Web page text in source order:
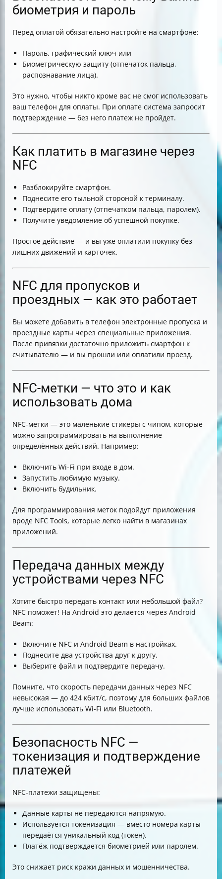
биометрия и пароль
Перед оплатой обязательно настройте на смартфоне:
Пароль, графический ключ или
Биометрическую защиту (отпечаток пальца,
распознавание лица).
Это нужно, чтобы никто кроме вас не смог использовать
ваш телефон для оплаты. При оплате система запросит
подтверждение — без него платеж не пройдет.
Как платить в магазине через
NFC
Разблокируйте смартфон.
Поднесите его тыльной стороной к терминалу.
Подтвердите оплату (отпечатком пальца, паролем).
Получите уведомление об успешной покупке.
Простое действие — и вы уже оплатили покупку без
лишних движений и карточек.
NFC для пропусков и
проездных — как это работает
Вы можете добавить в телефон электронные пропуска и
проездные карты через специальные приложения.
После привязки достаточно приложить смартфон к
считывателю — и вы прошли или оплатили проезд.
NFC-метки — что это и как
использовать дома
NFC-метки — это маленькие стикеры с чипом, которые
можно запрограммировать на выполнение
определённых действий. Например:
Включить Wi-Fi при входе в дом.
Запустить любимую музыку.
Включить будильник.
Для программирования меток подойдут приложения
вроде NFC Tools, которые легко найти в магазинах
приложений.
Передача данных между
устройствами через NFC
Хотите быстро передать контакт или небольшой файл?
NFC поможет! На Android это делается через Android
Beam:
Включите NFC и Android Beam в настройках.
Поднесите два устройства друг к другу.
Выберите файл и подтвердите передачу.
Помните, что скорость передачи данных через NFC
невысокая — до 424 кбит/с, поэтому для больших файлов
лучше использовать Wi-Fi или Bluetooth.
Безопасность NFC —
токенизация и подтверждение
платежей
NFC-платежи защищены:
Данные карты не передаются напрямую.
Используется токенизация — вместо номера карты
передаётся уникальный код (токен).
Платёж подтверждается биометрией или паролем.
Это снижает риск кражи данных и мошенничества.